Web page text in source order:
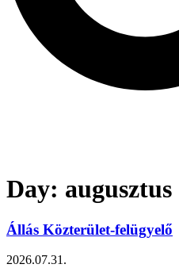
Day: augusztus
Állás Közterület-felügyelő
2026.07.31.